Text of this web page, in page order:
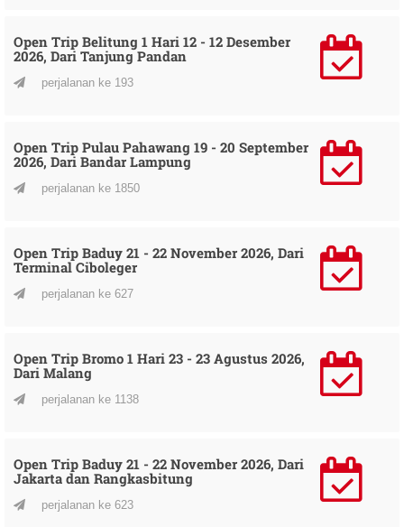
Open Trip Belitung 1 Hari 12 - 12 Desember
2026, Dari Tanjung Pandan
perjalanan ke 193
Open Trip Pulau Pahawang 19 - 20 September
2026, Dari Bandar Lampung
perjalanan ke 1850
Open Trip Baduy 21 - 22 November 2026, Dari
Terminal Ciboleger
perjalanan ke 627
Open Trip Bromo 1 Hari 23 - 23 Agustus 2026,
Dari Malang
perjalanan ke 1138
Open Trip Baduy 21 - 22 November 2026, Dari
Jakarta dan Rangkasbitung
perjalanan ke 623